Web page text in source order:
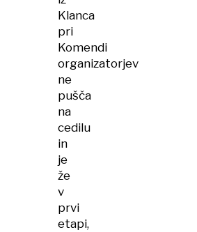
Klanca
pri
Komendi
organizatorjev
ne
pušča
na
cedilu
in
je
že
v
prvi
etapi,